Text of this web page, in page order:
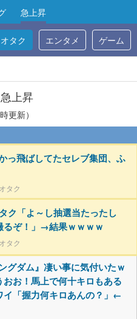
急上昇
オタク エンタメ ゲーム
上昇
更新）
っ飛ばしてたセレブ集団、ふ
オタク
ク「よ～し抽選当たったし
るぞ！」→結果ｗｗｗｗ
オタク
グダム』凄い事に気付いたｗ
お！馬上で何十キロもある
イ「握力何キロあんの？」←